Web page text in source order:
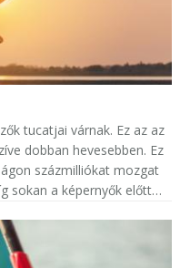
tucatjai várnak. Ez az az
dobban hevesebben. Ez
százmilliókat mozgat
sokan a képernyők előtt